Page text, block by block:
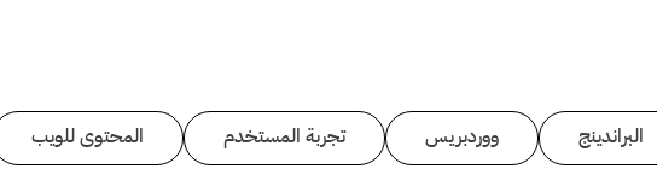
البراندينج ووردبريس تجربة المستخدم المحتوى للويب